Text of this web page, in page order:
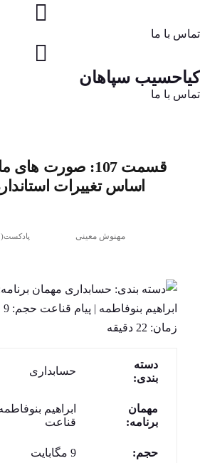
تماس با ما
کیاحسیب سپاهان
تماس با ما
قسمت 107: صورت
اساس تغییرات
مهنوش معینی
دسته
بندی:
حسابداری
مهمان
برنامه:
ابراهیم
قناعت
حجم: 9 مگابایت